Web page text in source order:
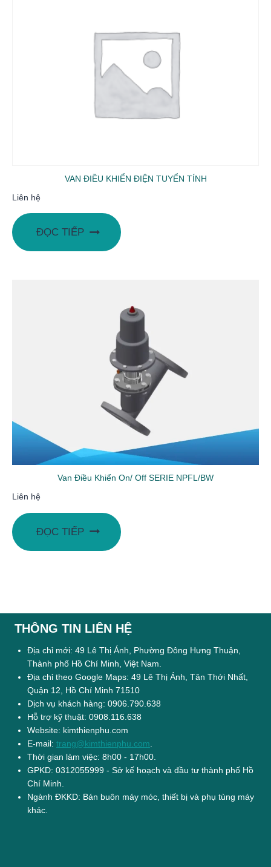
VAN ĐIỀU KHIỂN ĐIỆN TUYỂN TÍNH
Liên hệ
ĐỌC TIẾP
Van Điều Khiển On/ Off SERIE NPFL/BW
Liên hệ
ĐỌC TIẾP
THÔNG TIN LIÊN HỆ
Địa chỉ mới: 49 Lê Thị Ánh, Phường Đông Hưng Thuận,
Thành phố Hồ Chí Minh, Việt Nam.
Địa chỉ theo Google Maps: 49 Lê Thị Ánh, Tân Thới Nhất,
Quận 12, Hồ Chí Minh 71510
Dịch vụ khách hàng: 0906.790.638
Hỗ trợ kỹ thuật: 0908.116.638
Website: kimthienphu.com
E-mail: trang@kimthienphu.com
Thời gian làm việc: 8h00 - 17h00.
GPKD: 0312055999 - Sở kế hoạch và đầu tư thành phố Hồ
Chí Minh.
Ngành ĐKKD: Bán buôn máy móc, thiết bị và phụ tùng máy
khác.